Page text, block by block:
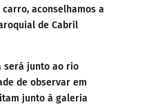
aconselhamos a
de Cabril
será junto ao rio
de observar em
junto à galeria